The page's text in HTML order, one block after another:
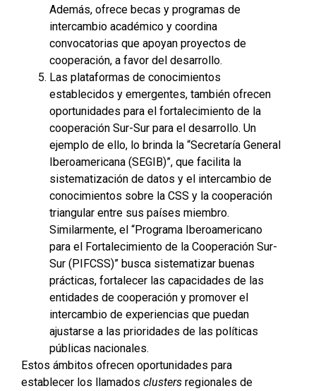
Además, ofrece becas y programas de
intercambio académico y coordina
convocatorias que apoyan proyectos de
cooperación, a favor del desarrollo.
Las plataformas de conocimientos
establecidos y emergentes, también ofrecen
oportunidades para el fortalecimiento de la
cooperación Sur-Sur para el desarrollo. Un
ejemplo de ello, lo brinda la “Secretaría General
Iberoamericana (SEGIB)”, que facilita la
sistematización de datos y el intercambio de
conocimientos sobre la CSS y la cooperación
triangular entre sus países miembro.
Similarmente, el “Programa Iberoamericano
para el Fortalecimiento de la Cooperación Sur-
Sur (PIFCSS)” busca sistematizar buenas
prácticas, fortalecer las capacidades de las
entidades de cooperación y promover el
intercambio de experiencias que puedan
ajustarse a las prioridades de las políticas
públicas nacionales.
Estos ámbitos ofrecen oportunidades para
establecer los llamados clusters regionales de